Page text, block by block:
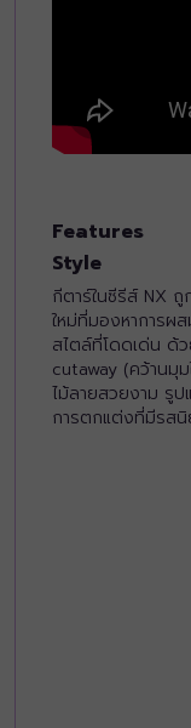
Features
Style
กีตาร์ในซีรีส์ NX
ใหม่ที่มองหาการผ
สไตล์ที่โดดเด่น ด้
cutaway (คว้านมุ
ไม้ลายสวยงาม รูป
การตกแต่งที่มีรส